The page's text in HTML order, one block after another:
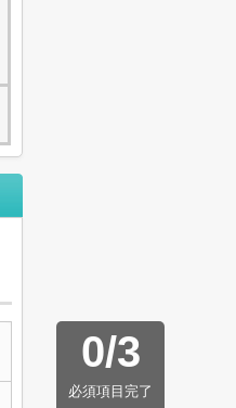
0/3
必須項目完了